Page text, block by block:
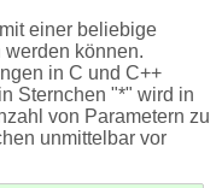
einer beliebige
können.
in C und C++
Sternchen "*" wird in
von Parametern zu
unmittelbar vor